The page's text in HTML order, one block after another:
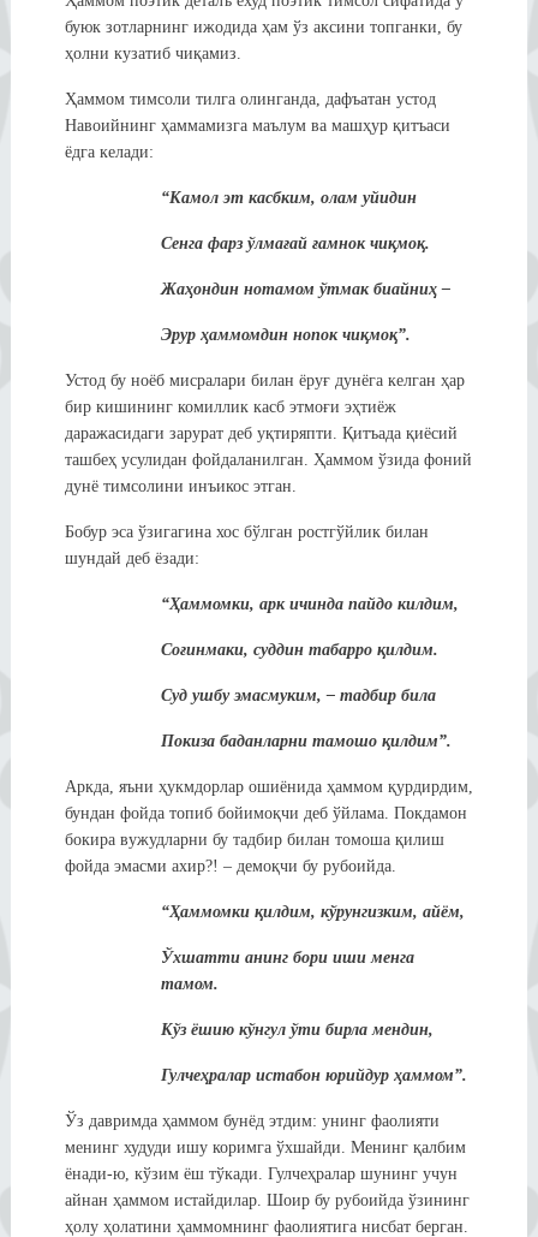
буюк зотларнинг ижодида ҳам ўз аксини топганки, бу
ҳолни кузатиб чиқамиз.
Ҳаммом тимсоли тилга олинганда, дафъатан устод
Навоийнинг ҳаммамизга маълум ва машҳур қитъаси
ёдга келади:
“Камол эт касбким, олам уйидин
Сенга фарз ўлмағай ғамнок чиқмоқ.
Жаҳондин нотамом ўтмак биайниҳ –
Эрур ҳаммомдин нопок чиқмоқ”.
Устод бу ноёб мисралари билан ёруғ дунёга келган ҳар
бир кишининг комиллик касб этмоғи эҳтиёж
даражасидаги зарурат деб уқтиряпти. Қитъада қиёсий
ташбеҳ усулидан фойдаланилган. Ҳаммом ўзида фоний
дунё тимсолини инъикос этган.
Бобур эса ўзигагина хос бўлган ростгўйлик билан
шундай деб ёзади:
“Ҳаммомки, арк ичинда пайдо килдим,
Соғинмаки, суддин табарро қилдим.
Суд ушбу эмасмуким, – тадбир била
Покиза баданларни тамошо қилдим”.
Аркда, яъни ҳукмдорлар ошиёнида ҳаммом қурдирдим,
бундан фойда топиб бойимоқчи деб ўйлама. Покдамон
бокира вужудларни бу тадбир билан томоша қилиш
фойда эмасми ахир?! – демоқчи бу рубоийда.
“Ҳаммомки қилдим, кўрунгизким, айём,
Ўхшатти анинг бори иши менга
тамом.
Кўз ёшию кўнгул ўти бирла мендин,
Гулчеҳралар истабон юрийдур ҳаммом”.
Ўз давримда ҳаммом бунёд этдим: унинг фаолияти
менинг худуди ишу коримга ўхшайди. Менинг қалбим
ёнади-ю, кўзим ёш тўкади. Гулчеҳралар шунинг учун
айнан ҳаммом истайдилар. Шоир бу рубоийда ўзининг
ҳолу ҳолатини ҳаммомнинг фаолиятига нисбат берган.